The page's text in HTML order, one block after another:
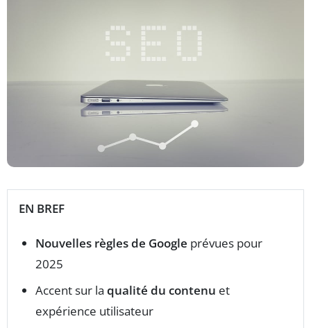
EN BREF
Nouvelles règles de Google prévues pour
2025
Accent sur la qualité du contenu et
expérience utilisateur